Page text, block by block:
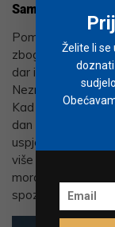
Samopouzdanje
Pomanjkanje
zbog kojeg mnogi
dar i talent za
Neznanje je
Kad se odlučimo
dan nešto naučiti
uspješni i imati
više posebno
moramo se cijeli
spoznaje.
Želite li